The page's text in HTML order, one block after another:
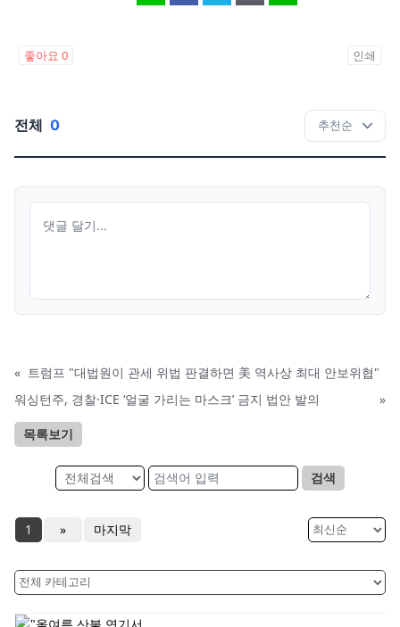
좋아요 0 인쇄
전체 0
« 트럼프 "대법원이 관세 위법 판결하면 美 역사상 최대 안보위협"
워싱턴주, 경찰·ICE ‘얼굴 가리는 마스크’ 금지 법안 발의
»
목록보기
검색
1 » 마지막